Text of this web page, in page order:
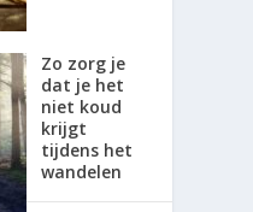
Zo zorg je
dat je het
niet koud
krijgt
tijdens het
wandelen